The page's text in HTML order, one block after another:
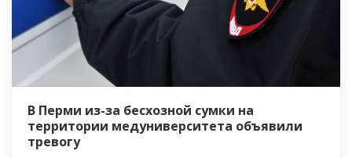
В Перми из-за бесхозной сумки на
территории медуниверситета объявили
тревогу